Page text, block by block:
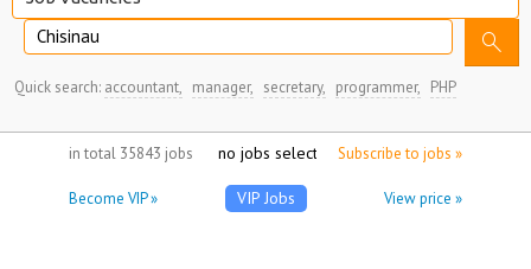
Chisinau search
Quick search: accountant, manager, secretary, programmer, PHP
in total 35843 jobs Subscribe to jobs »
no jobs selected
Become VIP » View price »
VIP Jobs